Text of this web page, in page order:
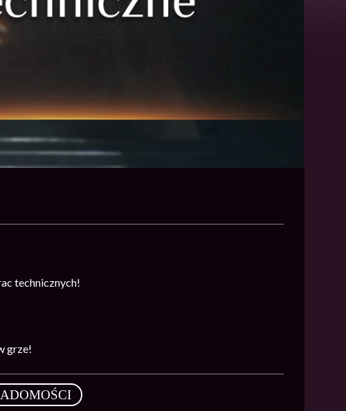
technicznych!
grze!